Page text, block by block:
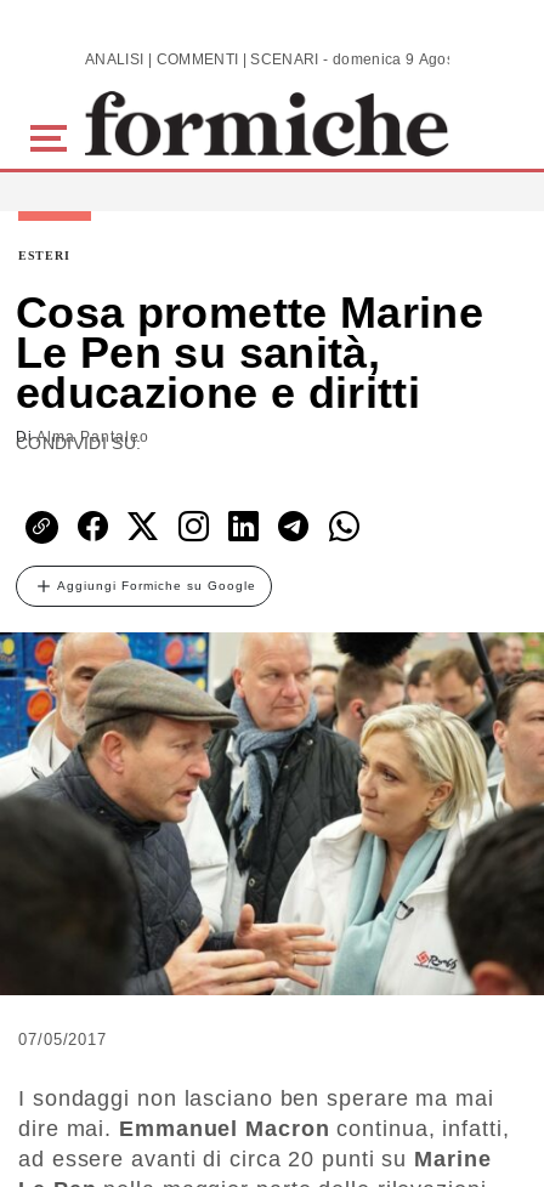
Skip to main content ANALISI | COMMENTI | SCENARI - domenica 9 Agosto 2026
ESTERI
Cosa promette Marine
Le Pen su sanità,
educazione e diritti
DiAlma Pantaleo
CONDIVIDI SU:
Aggiungi Formiche su Google
07/05/2017
I sondaggi non lasciano ben sperare ma mai
dire mai. Emmanuel Macron continua, infatti,
ad essere avanti di circa 20 punti su Marine